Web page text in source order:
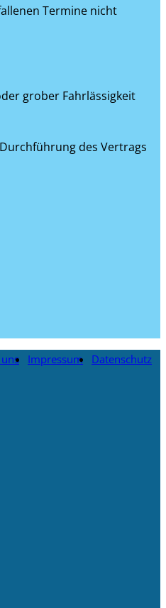
Termine nicht
grober Fahrlässigkeit
des Vertrags
Impressum Datenschutz